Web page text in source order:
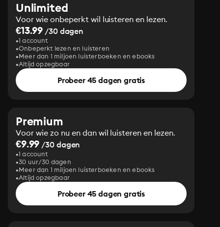
Unlimited
Voor wie onbeperkt wil luisteren en lezen.
€13.99 /30 dagen
1 account
Onbeperkt lezen en luisteren
Meer dan 1 miljoen luisterboeken en ebooks
Altijd opzegbaar
Probeer 45 dagen gratis
Premium
Voor wie zo nu en dan wil luisteren en lezen.
€9.99 /30 dagen
1 account
30 uur/30 dagen
Meer dan 1 miljoen luisterboeken en ebooks
Altijd opzegbaar
Probeer 45 dagen gratis